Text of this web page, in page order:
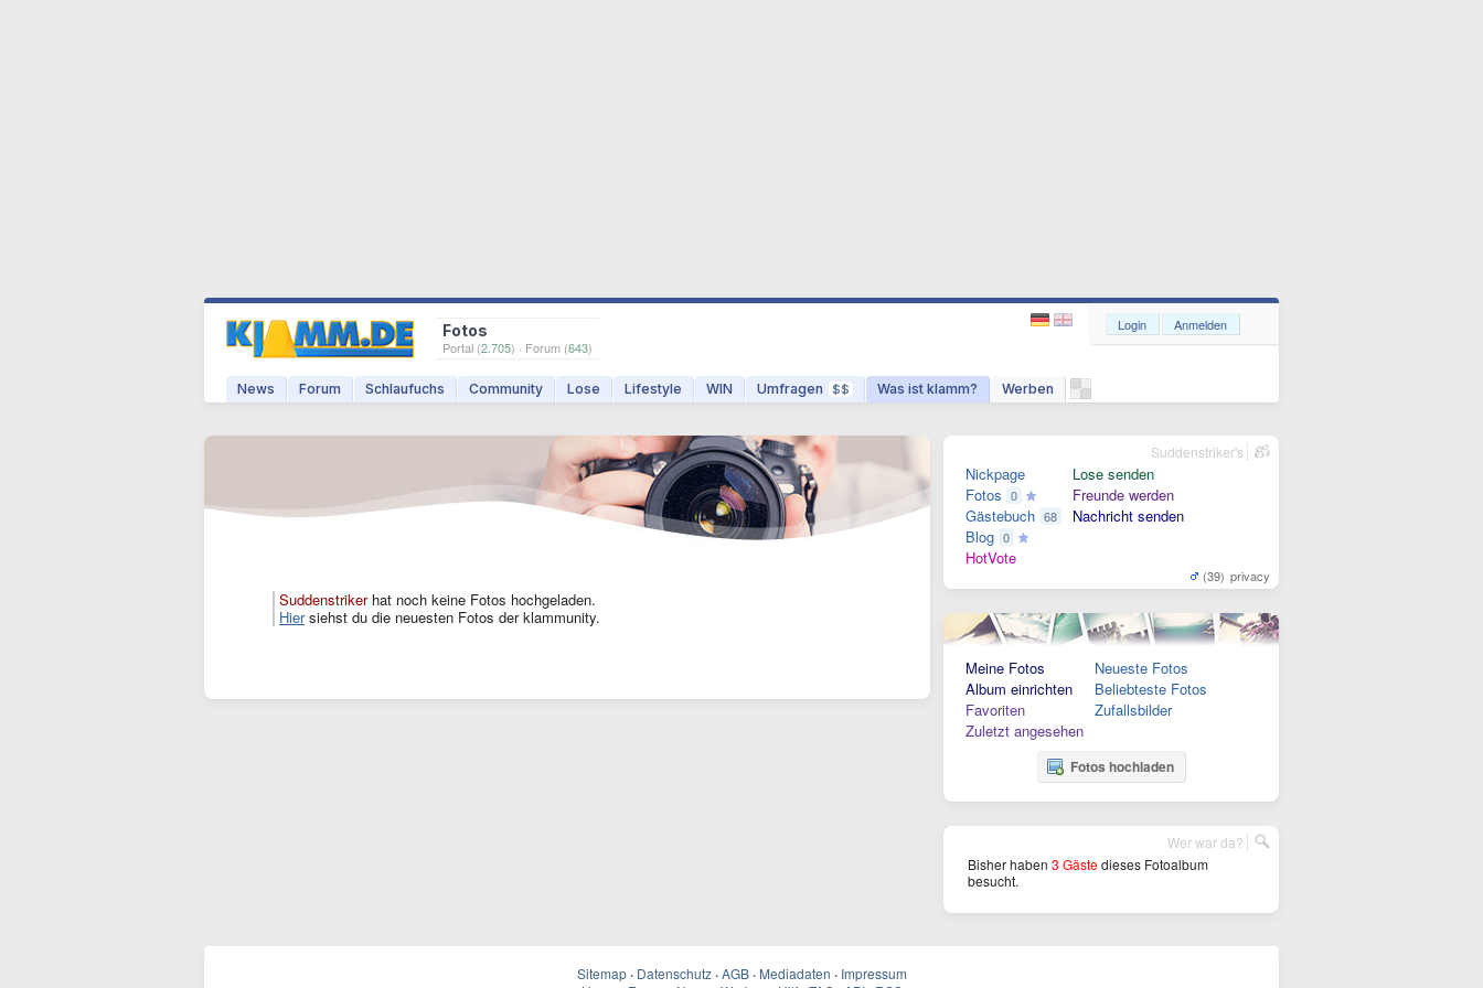
Fotos
Portal (2.705) · Forum (643)
News Forum Schlaufuchs Community Lose Lifestyle WIN Umfragen $$ Was ist klamm? Werben
Login Anmelden
Suddenstrikerhat noch keine Fotos hochgeladen.
Hiersiehst du die neuesten Fotos der klammunity.
Nickpage
Fotos 0
Gästebuch 68
Blog 0
HotVote
Lose senden
Freunde werden
Nachricht senden
(39) privacy
Suddenstriker's
Meine Fotos
Album einrichten
Favoriten
Zuletzt angesehen
Neueste Fotos
Beliebteste Fotos
Zufallsbilder
Fotos hochladen
Bisher haben 3 Gästedieses Fotoalbum
besucht.
Wer war da?
Sitemap · Datenschutz · AGB · Mediadaten · Impressum